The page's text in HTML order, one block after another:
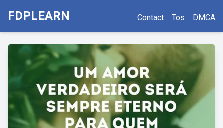
FDPLEARN Contact Tos DMCA